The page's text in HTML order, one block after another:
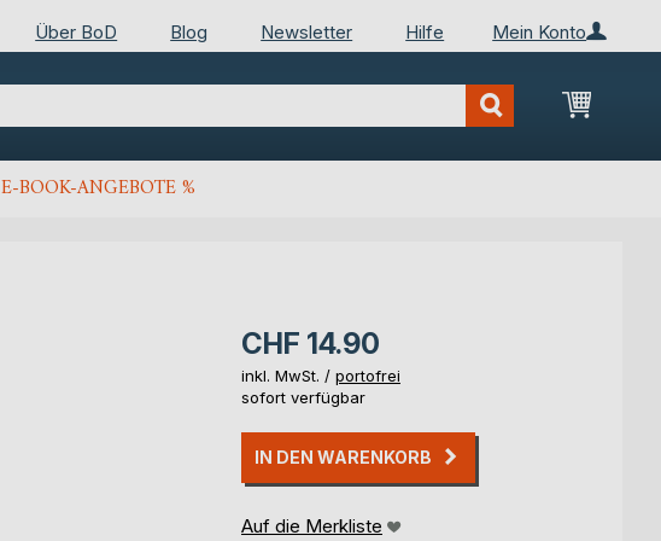
Mein Konto
Über BoD Blog Newsletter Hilfe
Mein
E-BOOK-ANGEBOTE %
CHF 14.90
inkl. MwSt. / portofrei
sofort verfügbar
IN DEN WARENKORB
Auf die Merkliste